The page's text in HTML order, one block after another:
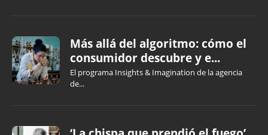
Más allá del algoritmo: cómo el
consumidor descubre y e...
El programa Insights & Imagination de la agencia
de...